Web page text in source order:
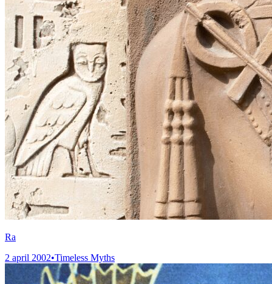
Ra
2 april 2002•Timeless Myths